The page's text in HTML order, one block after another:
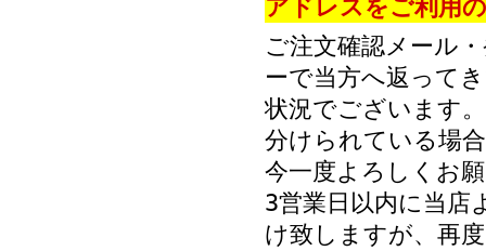
アドレスをご利用
ご注文確認メール
ーで当方へ返って
状況でございます
分けられている場
今一度よろしくお
3営業日以内に当店
け致しますが、再